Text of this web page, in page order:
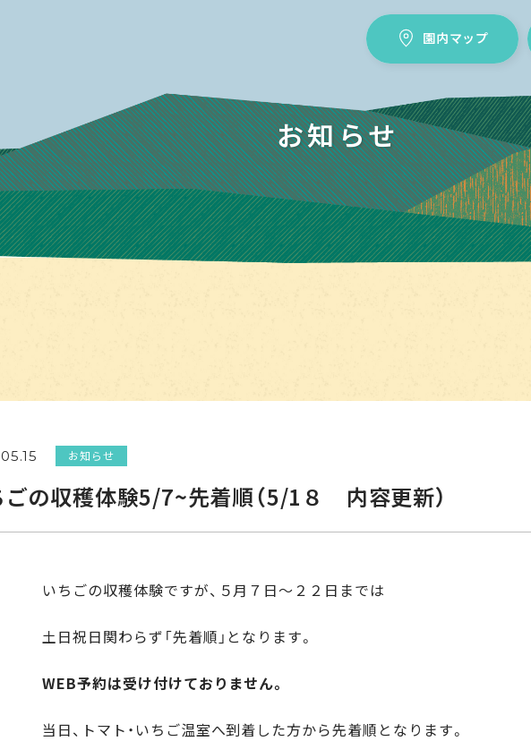
園内マップ
お知らせ
お知らせ
ごの収穫体験5/7~先着順（5/1８ 内容更新）
いちごの収穫体験ですが、５月７日～２２日までは
土日祝日関わらず「先着順」となります。
WEB予約は受け付けておりません。
当日、トマト・いちご温室へ到着した方から先着順となります。